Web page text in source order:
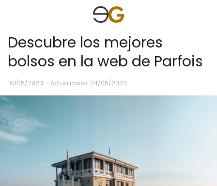
Descubre los mejores
bolsos en la web de Parfois
18/05/2023 - Actualizado: 24/05/2023